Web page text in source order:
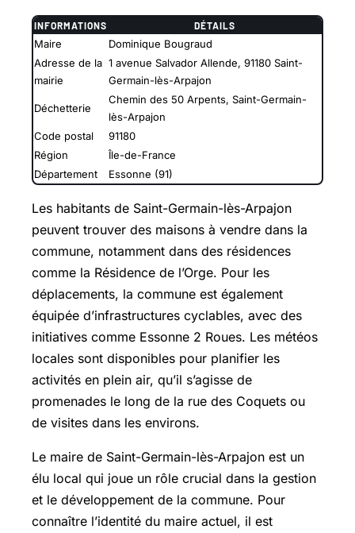
INFORMATIONS DÉTAILS
Maire
Dominique Bougraud
Adresse de la
mairie
1 avenue Salvador Allende, 91180 Saint-
Germain-lès-Arpajon
Déchetterie
Chemin des 50 Arpents, Saint-Germain-
lès-Arpajon
Code postal
91180
Région
Île-de-France
Département
Essonne (91)
Les habitants de Saint-Germain-lès-Arpajon
peuvent trouver des maisons à vendre dans la
commune, notamment dans des résidences
comme la Résidence de l’Orge. Pour les
déplacements, la commune est également
équipée d’infrastructures cyclables, avec des
initiatives comme Essonne 2 Roues. Les météos
locales sont disponibles pour planifier les
activités en plein air, qu’il s’agisse de
promenades le long de la rue des Coquets ou
de visites dans les environs.
Le maire de Saint-Germain-lès-Arpajon est un
élu local qui joue un rôle crucial dans la gestion
et le développement de la commune. Pour
connaître l’identité du maire actuel, il est